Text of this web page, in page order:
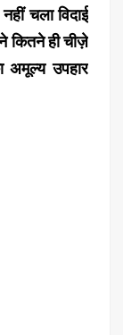
चला विदाई
कितने ही चीज़े
अमूल्य उपहार